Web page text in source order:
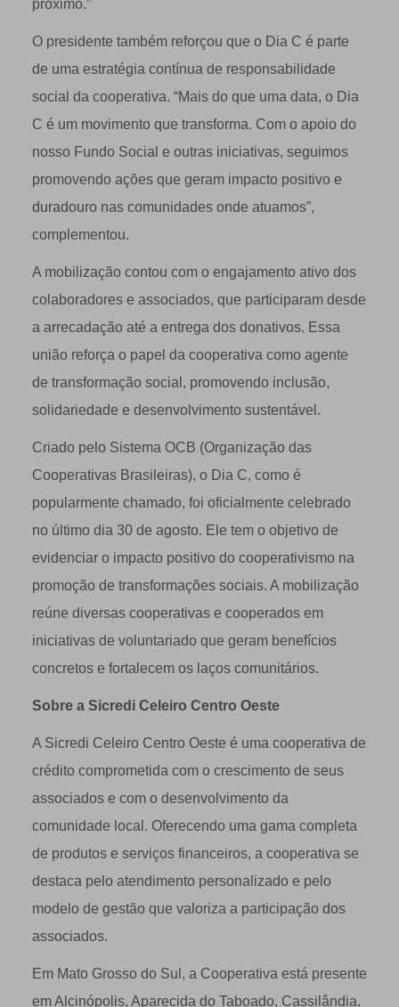
próximo.”
O presidente também reforçou que o Dia C é parte
de uma estratégia contínua de responsabilidade
social da cooperativa. “Mais do que uma data, o Dia
C é um movimento que transforma. Com o apoio do
nosso Fundo Social e outras iniciativas, seguimos
promovendo ações que geram impacto positivo e
duradouro nas comunidades onde atuamos”,
complementou.
A mobilização contou com o engajamento ativo dos
colaboradores e associados, que participaram desde
a arrecadação até a entrega dos donativos. Essa
união reforça o papel da cooperativa como agente
de transformação social, promovendo inclusão,
solidariedade e desenvolvimento sustentável.
Criado pelo Sistema OCB (Organização das
Cooperativas Brasileiras), o Dia C, como é
popularmente chamado, foi oficialmente celebrado
no último dia 30 de agosto. Ele tem o objetivo de
evidenciar o impacto positivo do cooperativismo na
promoção de transformações sociais. A mobilização
reúne diversas cooperativas e cooperados em
iniciativas de voluntariado que geram benefícios
concretos e fortalecem os laços comunitários.
Sobre a Sicredi Celeiro Centro Oeste
A Sicredi Celeiro Centro Oeste é uma cooperativa de
crédito comprometida com o crescimento de seus
associados e com o desenvolvimento da
comunidade local. Oferecendo uma gama completa
de produtos e serviços financeiros, a cooperativa se
destaca pelo atendimento personalizado e pelo
modelo de gestão que valoriza a participação dos
associados.
Em Mato Grosso do Sul, a Cooperativa está presente
em Alcinópolis, Aparecida do Taboado, Cassilândia,